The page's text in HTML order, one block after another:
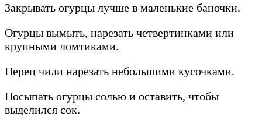
Закрывать огурцы лучше в маленькие баночки.
Огурцы вымыть, нарезать четвертинками или
крупными ломтиками.
Перец чили нарезать небольшими кусочками.
Посыпать огурцы солью и оставить, чтобы
выделился сок.